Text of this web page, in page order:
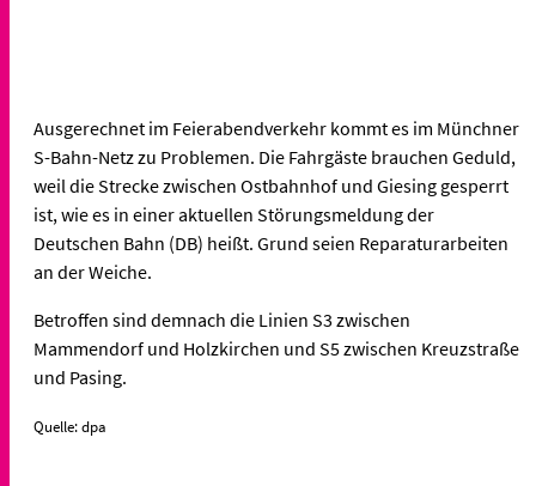
Ausgerechnet im Feierabendverkehr kommt es im Münchner
S-Bahn-Netz zu Problemen. Die Fahrgäste brauchen Geduld,
weil die Strecke zwischen Ostbahnhof und Giesing gesperrt
ist, wie es in einer aktuellen Störungsmeldung der
Deutschen Bahn (DB) heißt. Grund seien Reparaturarbeiten
an der Weiche.
Betroffen sind demnach die Linien S3 zwischen
Mammendorf und Holzkirchen und S5 zwischen Kreuzstraße
und Pasing.
Quelle: dpa